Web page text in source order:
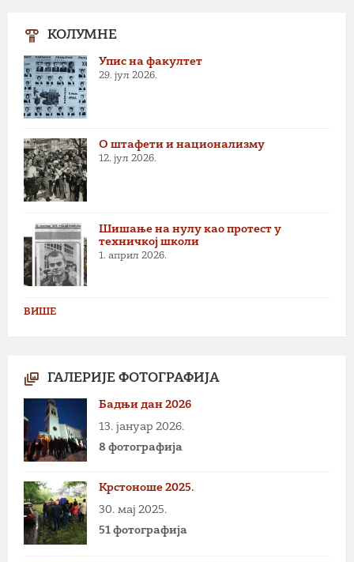
КОЛУМНЕ
Упис на факултет
29. јул 2026.
О штафети и национализму
12. јул 2026.
Шишање на нулу као протест у
техничкој школи
1. април 2026.
ВИШЕ
ГАЛЕРИЈЕ ФОТОГРАФИЈА
Бадњи дан 2026
13. јануар 2026.
8 фотографија
Крстоноше 2025.
30. мај 2025.
51 фотографија